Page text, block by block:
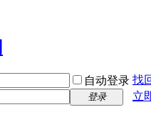
自动登录 找
登录
立